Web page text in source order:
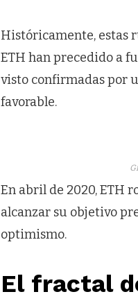
Históricamente, estas
ETH han precedido a
visto confirmadas por
favorable.
En abril de 2020, ETH
alcanzar su objetivo
optimismo.
El fractal